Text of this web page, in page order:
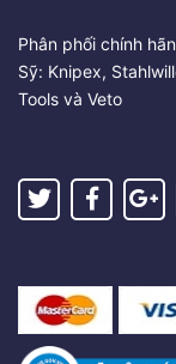
Phân phối chính
Sỹ: Knipex,
Tools và Veto